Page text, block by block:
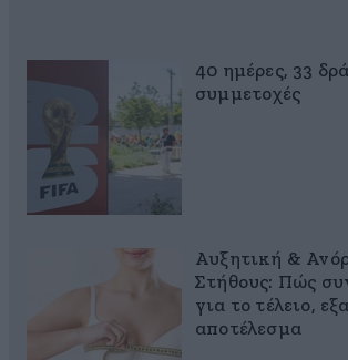
40 ημέρες, 33
συμμετοχές
Αυξητική &
Στήθους: Πώς
για το τέλειο,
αποτέλεσμα